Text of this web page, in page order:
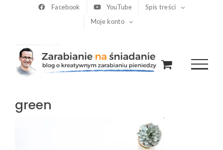
Facebook YouTube
Spis treści
Moje konto
green